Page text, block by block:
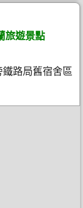
旅遊景點
路局舊宿舍區